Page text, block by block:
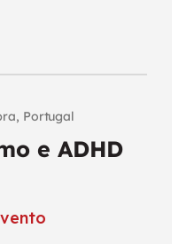
Portugal
e ADHD